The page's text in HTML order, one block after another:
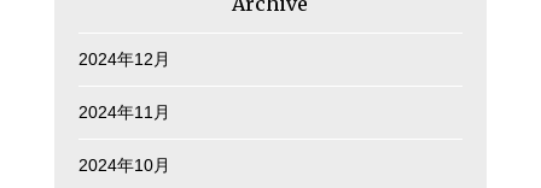
2024年12月
2024年11月
2024年10月